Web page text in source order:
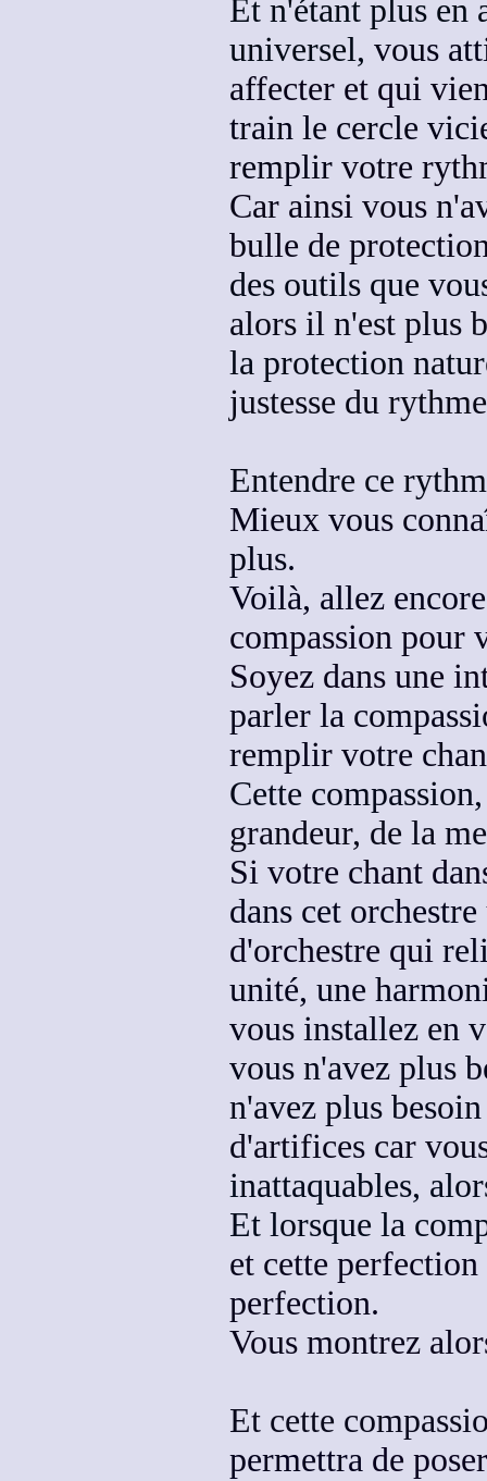
Et n'étant plus en
universel, vous
affecter et qui
train le cercle
remplir votre
Car ainsi vous
bulle de
des outils que
alors il n'est plus
la protection
justesse du
Entendre ce
Mieux vous
plus.
Voilà, allez
compassion pour
Soyez dans une
parler la
remplir votre
Cette
grandeur, de la
Si votre chant
dans cet
d'orchestre qui
unité, une
vous installez en
vous n'avez plus
n'avez plus
d'artifices car
inattaquables,
Et lorsque la
et cette
perfection.
Vous montrez
Et cette
permettra de